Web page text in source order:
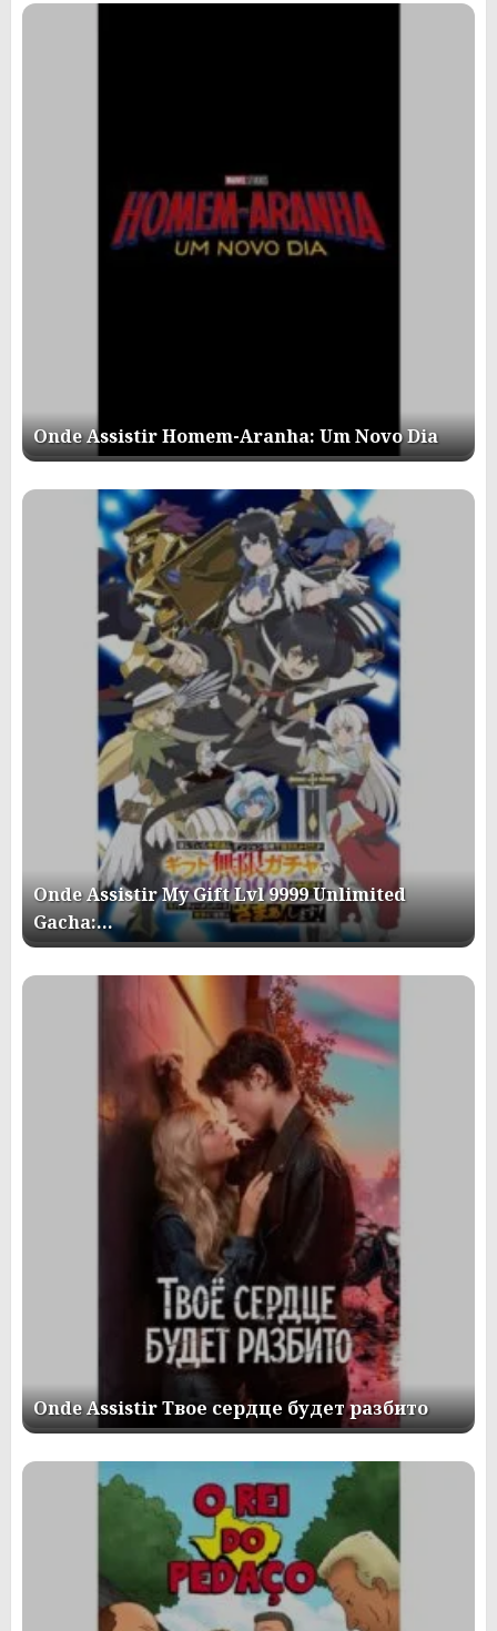
Onde Assistir Homem-Aranha: Um Novo Dia
Onde Assistir My Gift Lvl 9999 Unlimited
Gacha:…
Onde Assistir Твое сердце будет разбито